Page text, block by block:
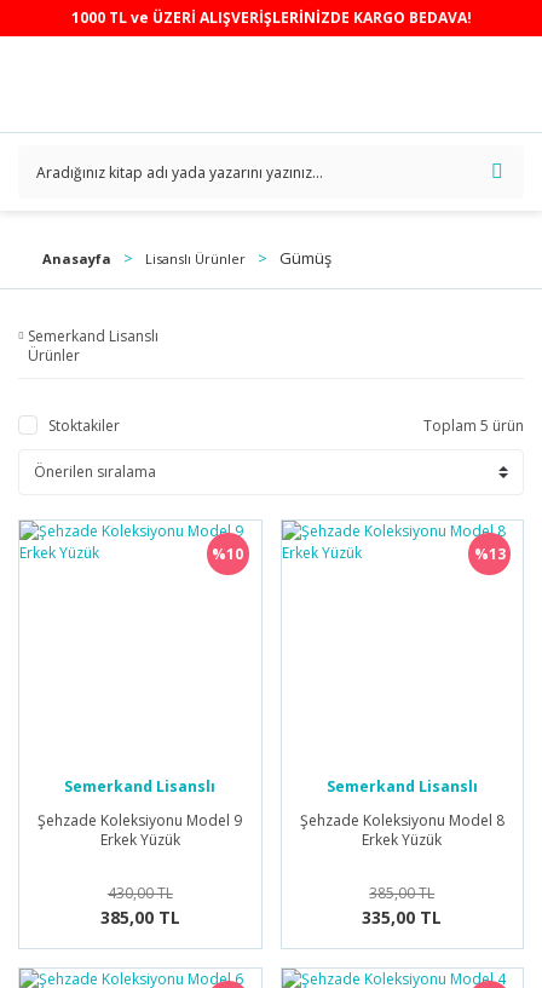
1000 TL ve ÜZERİ ALIŞVERİŞLERİNİZDE KARGO BEDAVA!
Anasayfa Lisanslı Ürünler Gümüş
Semerkand Lisanslı
Ürünler
Stoktakiler Toplam 5 ürün
%10
Semerkand Lisanslı
Ürünler
Şehzade Koleksiyonu Model 9
Erkek Yüzük
430,00 TL
385,00 TL
%13
Semerkand Lisanslı
Ürünler
Şehzade Koleksiyonu Model 8
Erkek Yüzük
385,00 TL
335,00 TL